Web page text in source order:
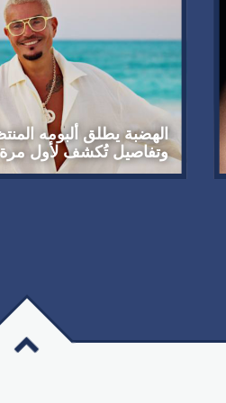
الهضبة يطلق ألبومه
وتفاصيل تُكشف لأول مرة